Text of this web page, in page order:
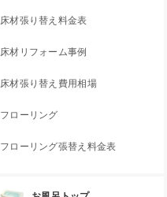
床材張り替え料金表
床材リフォーム事例
床材張り替え費用相場
フローリング
フローリング張替え料金表